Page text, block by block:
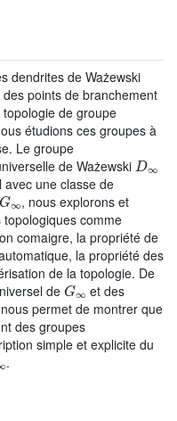
dendrites de Ważewski
points de branchement
de groupe
étudions ces groupes à
Le groupe
de Ważewski D
avec une classe de
G∞, nous explorons et
comme
comaigre, la propriété de
la propriété des
de la topologie. De
de G∞ et des
permet de montrer que
des groupes
simple et explicite du
.